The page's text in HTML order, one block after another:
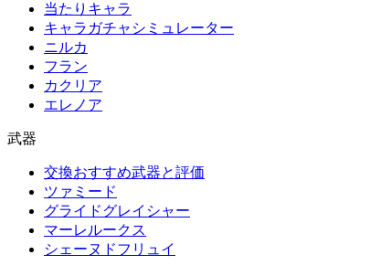
当たりキャラ
キャラガチャシミュレーター
ニルカ
フラン
カクリア
エレノア
武器
交換おすすめ武器と評価
ツァミード
グライドグレイシャー
マーレルークス
シェーヌドフリュイ